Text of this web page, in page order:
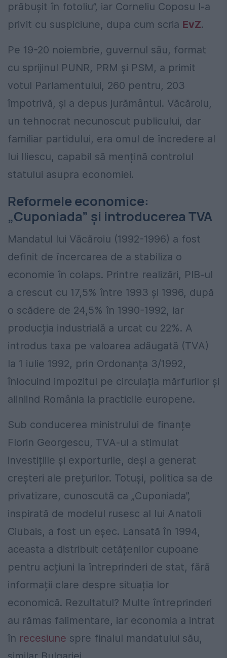
prăbușit în fotoliu”, iar Corneliu Coposu l-a
privit cu suspiciune, dupa cum scria EvZ.
Pe 19-20 noiembrie, guvernul său, format
cu sprijinul PUNR, PRM și PSM, a primit
votul Parlamentului, 260 pentru, 203
împotrivă, și a depus jurământul. Văcăroiu,
un tehnocrat necunoscut publicului, dar
familiar partidului, era omul de încredere al
lui Iliescu, capabil să mențină controlul
statului asupra economiei.
Reformele economice:
„Cuponiada” și introducerea TVA
Mandatul lui Văcăroiu (1992-1996) a fost
definit de încercarea de a stabiliza o
economie în colaps. Printre realizări, PIB-ul
a crescut cu 17,5% între 1993 și 1996, după
o scădere de 24,5% în 1990-1992, iar
producția industrială a urcat cu 22%. A
introdus taxa pe valoarea adăugată (TVA)
la 1 iulie 1992, prin Ordonanța 3/1992,
înlocuind impozitul pe circulația mărfurilor și
aliniind România la practicile europene.
Sub conducerea ministrului de finanțe
Florin Georgescu, TVA-ul a stimulat
investițiile și exporturile, deși a generat
creșteri ale prețurilor. Totuși, politica sa de
privatizare, cunoscută ca „Cuponiada”,
inspirată de modelul rusesc al lui Anatoli
Ciubais, a fost un eșec. Lansată în 1994,
aceasta a distribuit cetățenilor cupoane
pentru acțiuni la întreprinderi de stat, fără
informații clare despre situația lor
economică. Rezultatul? Multe întreprinderi
au rămas falimentare, iar economia a intrat
în recesiune spre finalul mandatului său,